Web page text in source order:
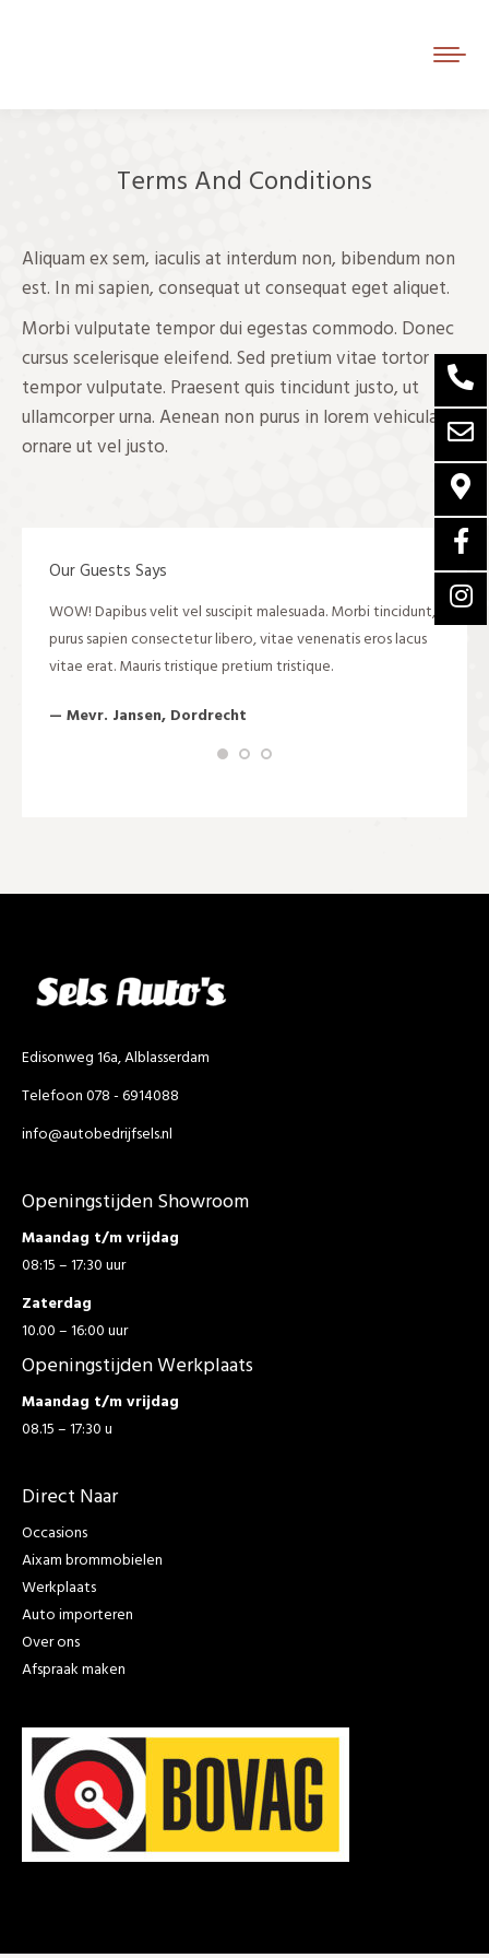
Terms And Conditions
Aliquam ex sem, iaculis at interdum non, bibendum non
est. In mi sapien, consequat ut consequat eget aliquet.
Morbi vulputate tempor dui egestas commodo. Donec
cursus scelerisque eleifend. Sed pretium vitae tortor
tempor vulputate. Praesent quis tincidunt justo, ut
ullamcorper urna. Aenean non purus in lorem vehicula
ornare ut vel justo.
Our Guests Says
WOW! Dapibus velit vel suscipit malesuada. Morbi tincidunt,
purus sapien consectetur libero, vitae venenatis eros lacus
vitae erat. Mauris tristique pretium tristique.
— Mevr. Jansen, Dordrecht
In
Edisonweg 16a, Alblasserdam
Telefoon 078 - 6914088
info@autobedrijfsels.nl
Openingstijden Showroom
Maandag t/m vrijdag
08:15 – 17:30 uur
Zaterdag
10.00 – 16:00 uur
Openingstijden Werkplaats
Maandag t/m vrijdag
08.15 – 17:30 u
Direct Naar
Occasions
Aixam brommobielen
Werkplaats
Auto importeren
Over ons
Afspraak maken